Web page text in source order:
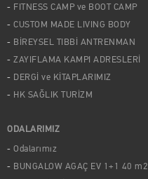
FITNESS CAMP ve BOOT CAMP
CUSTOM MADE LIVING BODY
BİREYSEL TIBBİ ANTRENMAN
ZAYIFLAMA KAMPI ADRESLERİ
DERGİ ve KİTAPLARIMIZ
HK SAĞLIK TURİZM
ODALARIMIZ
Odalarımız
BUNGALOW AGAÇ EV 1+1 40 m2